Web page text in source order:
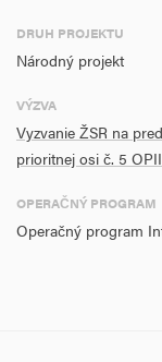
DRUH PROJEKTU
Národný projekt
VÝZVA
Vyzvanie ŽSR na
prioritnej osi č. 5 OPII
OPERAČNÝ PROGRAM
Operačný program